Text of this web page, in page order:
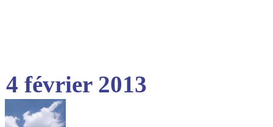
4 février 2013